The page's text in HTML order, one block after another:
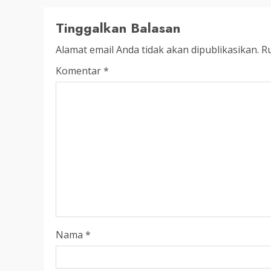
Tinggalkan Balasan
Alamat email Anda tidak akan dipublikasikan.
Komentar*
Nama *
Ribuan Warga Katingan
Parlemen dengan Jalan